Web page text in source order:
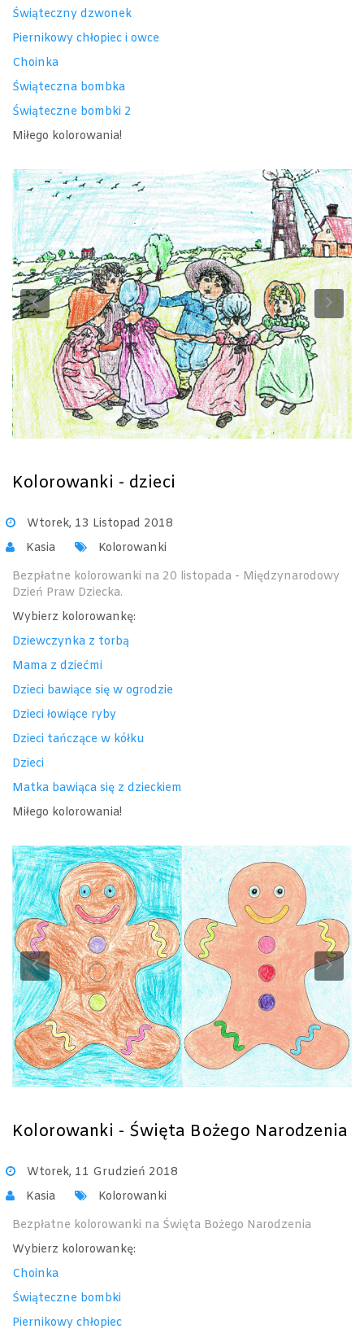
Świąteczny dzwonek
Piernikowy chłopiec i owce
Choinka
Świąteczna bombka
Świąteczne bombki 2
Miłego kolorowania!
Previous
Kolorowanki - dzieci
Wtorek, 13 Listopad 2018
Kasia
Kolorowanki
Bezpłatne kolorowanki na 20 listopada - Międzynarodowy
Dzień Praw Dziecka.
Wybierz kolorowankę:
Dziewczynka z torbą
Mama z dziećmi
Dzieci bawiące się w ogrodzie
Dzieci łowiące ryby
Dzieci tańczące w kółku
Dzieci
Matka bawiąca się z dzieckiem
Miłego kolorowania!
Previous
Kolorowanki - Święta Bożego Narodzenia
Wtorek, 11 Grudzień 2018
Kasia
Kolorowanki
Bezpłatne kolorowanki na Święta Bożego Narodzenia
Wybierz kolorowankę:
Choinka
Świąteczne bombki
Piernikowy chłopiec